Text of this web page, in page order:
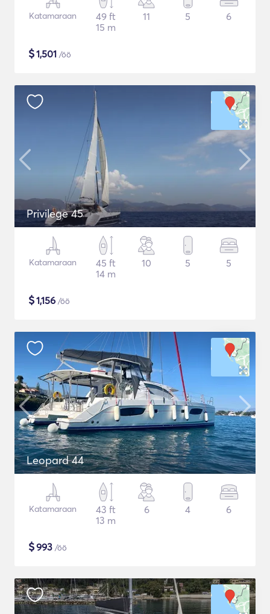
Katamaraan
49 ft
15 m
11 5 6
$1,501 /öö
Privilege 45
Katamaraan
45 ft
14 m
10 5 5
$1,156 /öö
Leopard 44
Katamaraan
43 ft
13 m
6 4 6
$993 /öö